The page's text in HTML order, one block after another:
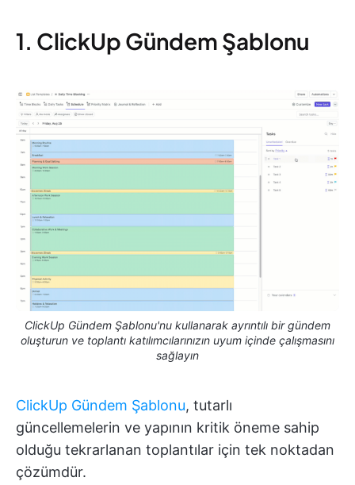
1. ClickUp Gündem Şablonu
ClickUp Gündem Şablonu'nu kullanarak ayrıntılı bir gündem
oluşturun ve toplantı katılımcılarınızın uyum içinde çalışmasını
sağlayın
ClickUp Gündem Şablonu, tutarlı
güncellemelerin ve yapının kritik öneme sahip
olduğu tekrarlanan toplantılar için tek noktadan
çözümdür.